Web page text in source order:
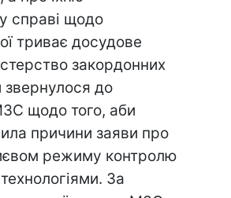
справі щодо
триває досудове
закордонних
звернулося до
щодо того, аби
причини заяви про
режиму контролю
За